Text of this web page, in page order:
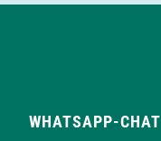
WHATSAPP-CHAT